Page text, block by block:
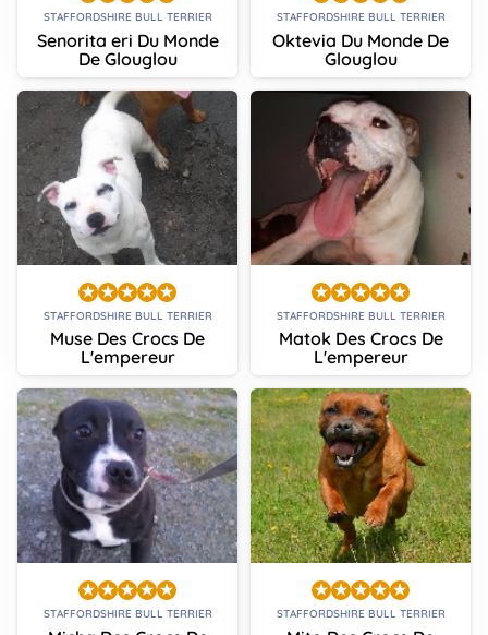
STAFFORDSHIRE BULL TERRIER
Senorita eri Du Monde
De Glouglou
STAFFORDSHIRE BULL TERRIER
Oktevia Du Monde De
Glouglou
STAFFORDSHIRE BULL TERRIER
Muse Des Crocs De
L'empereur
STAFFORDSHIRE BULL TERRIER
Matok Des Crocs De
L'empereur
STAFFORDSHIRE BULL TERRIER STAFFORDSHIRE BULL TERRIER